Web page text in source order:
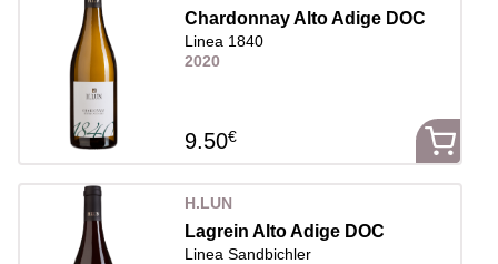
Chardonnay Alto Adige DOC
Linea 1840
2020
9.50€
H.LUN
Lagrein Alto Adige DOC
Linea Sandbichler